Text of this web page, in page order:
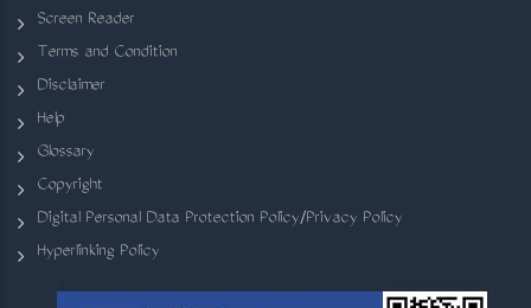
Screen Reader
Terms and Condition
Disclaimer
Help
Glossary
Copyright
Digital Personal Data Protection Policy/Privacy Policy
Hyperlinking Policy